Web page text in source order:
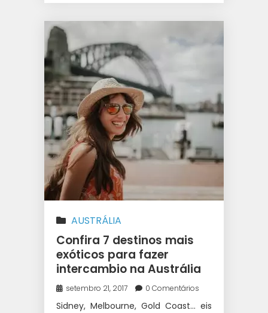
AUSTRÁLIA
Confira 7 destinos mais
exóticos para fazer
intercambio na Austrália
setembro 21, 2017 0 Comentários
Sidney, Melbourne, Gold Coast… eis